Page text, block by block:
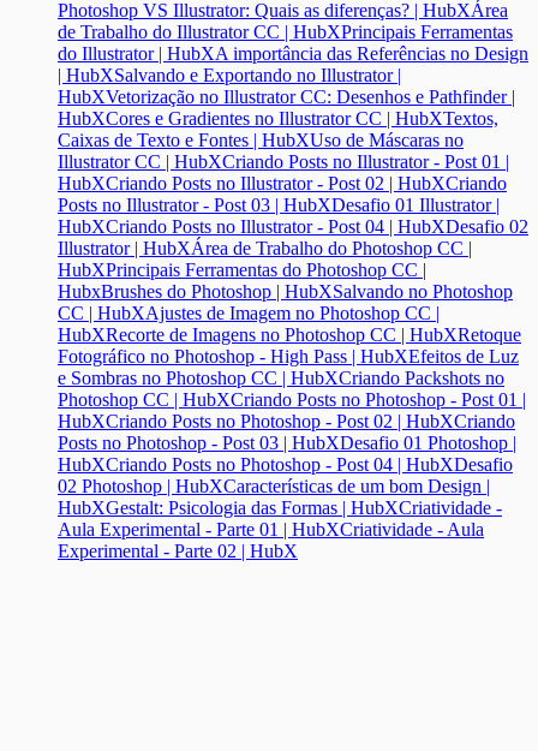
Photoshop VS Illustrator: Quais as diferenças? | HubXÁrea
de Trabalho do Illustrator CC | HubXPrincipais Ferramentas
do Illustrator | HubXA importância das Referências no Design
| HubXSalvando e Exportando no Illustrator |
HubXVetorização no Illustrator CC: Desenhos e Pathfinder |
HubXCores e Gradientes no Illustrator CC | HubXTextos,
Caixas de Texto e Fontes | HubXUso de Máscaras no
Illustrator CC | HubXCriando Posts no Illustrator - Post 01 |
HubXCriando Posts no Illustrator - Post 02 | HubXCriando
Posts no Illustrator - Post 03 | HubXDesafio 01 Illustrator |
HubXCriando Posts no Illustrator - Post 04 | HubXDesafio 02
Illustrator | HubXÁrea de Trabalho do Photoshop CC |
HubXPrincipais Ferramentas do Photoshop CC |
HubxBrushes do Photoshop | HubXSalvando no Photoshop
CC | HubXAjustes de Imagem no Photoshop CC |
HubXRecorte de Imagens no Photoshop CC | HubXRetoque
Fotográfico no Photoshop - High Pass | HubXEfeitos de Luz
e Sombras no Photoshop CC | HubXCriando Packshots no
Photoshop CC | HubXCriando Posts no Photoshop - Post 01 |
HubXCriando Posts no Photoshop - Post 02 | HubXCriando
Posts no Photoshop - Post 03 | HubXDesafio 01 Photoshop |
HubXCriando Posts no Photoshop - Post 04 | HubXDesafio
02 Photoshop | HubXCaracterísticas de um bom Design |
HubXGestalt: Psicologia das Formas | HubXCriatividade -
Aula Experimental - Parte 01 | HubXCriatividade - Aula
Experimental - Parte 02 | HubX